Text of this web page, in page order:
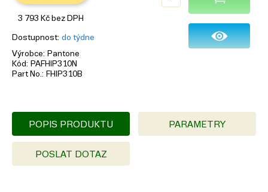
3 793 Kč bez DPH
Dostupnost do týdne
Výrobce
Pantone
Kód
PAFHIP310N
Part No.
FHIP310B
POPIS PRODUKTU PARAMETRY
POSLAT DOTAZ